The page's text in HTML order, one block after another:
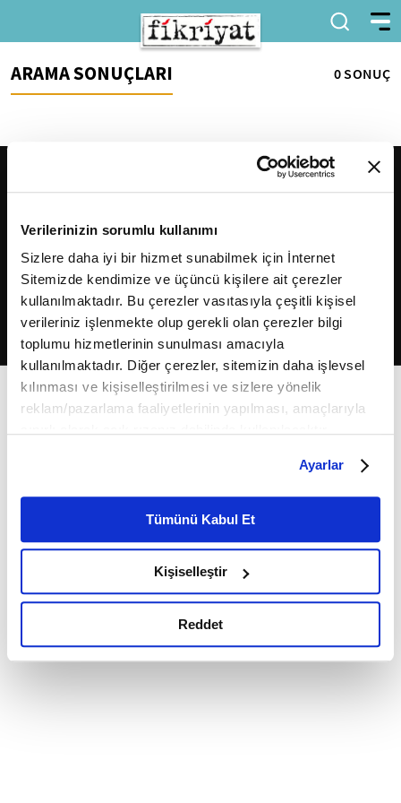
Verilerinizin sorumlu kullanımı
Sizlere daha iyi bir hizmet sunabilmek için İnternet
Sitemizde kendimize ve üçüncü kişilere ait çerezler
kullanılmaktadır. Bu çerezler vasıtasıyla çeşitli kişisel
verileriniz işlenmekte olup gerekli olan çerezler bilgi
toplumu hizmetlerinin sunulması amacıyla
kullanılmaktadır. Diğer çerezler, sitemizin daha işlevsel
kılınması ve kişiselleştirilmesi ve sizlere yönelik
reklam/pazarlama faaliyetlerinin yapılması, amaçlarıyla
belirleyebilirsiniz. Çerezlere ilişkin detaylı bilgi için
Ayarlar butonuna tıklayabilir,Çerez Bilgilendirme
Metnimizi ziyaret edebilirsiniz.
6698 sayılı Kişisel Verilerin Korunması Kanunu uyarınca
okumak ve sitemizi ziyaretiniz kapsamında
gerçekleştirilen veri işleme faaliyetleri ile ilgili daha
detaylı bilgi almak için lütfentıklayınız.
Ayarlar
Tümünü Kabul Et
Kişiselleştir
Reddet
ARAMA SONUÇLARI 0 SONUÇ
2026Fikriyat. Tüm hakları saklıdır.